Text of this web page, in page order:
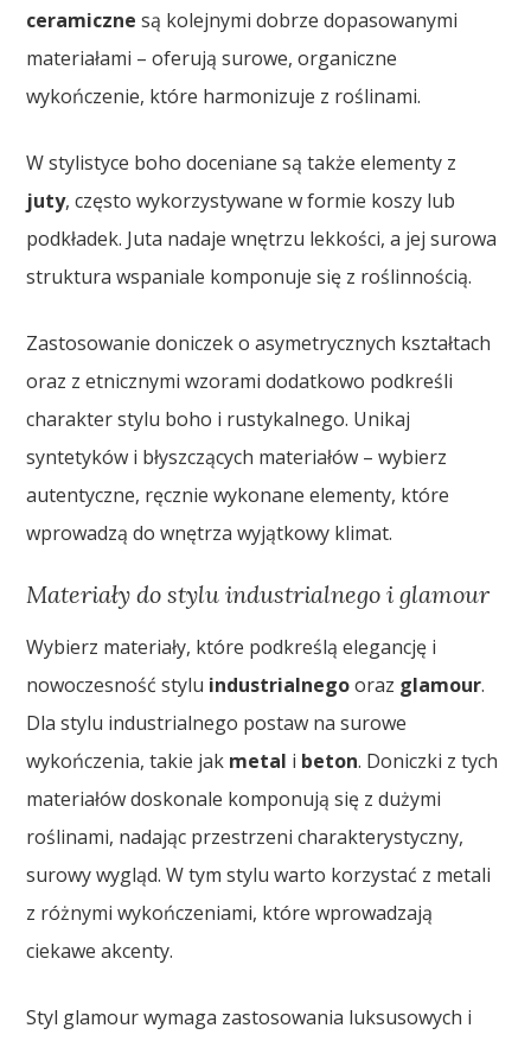
ceramiczne są kolejnymi dobrze dopasowanymi
materiałami – oferują surowe, organiczne
wykończenie, które harmonizuje z roślinami.
W stylistyce boho doceniane są także elementy z
juty, często wykorzystywane w formie koszy lub
podkładek. Juta nadaje wnętrzu lekkości, a jej surowa
struktura wspaniale komponuje się z roślinnością.
Zastosowanie doniczek o asymetrycznych kształtach
oraz z etnicznymi wzorami dodatkowo podkreśli
charakter stylu boho i rustykalnego. Unikaj
syntetyków i błyszczących materiałów – wybierz
autentyczne, ręcznie wykonane elementy, które
wprowadzą do wnętrza wyjątkowy klimat.
Materiały do stylu industrialnego i glamour
Wybierz materiały, które podkreślą elegancję i
nowoczesność stylu industrialnegooraz glamour.
Dla stylu industrialnego postaw na surowe
wykończenia, takie jak metal i beton. Doniczki z tych
materiałów doskonale komponują się z dużymi
roślinami, nadając przestrzeni charakterystyczny,
surowy wygląd. W tym stylu warto korzystać z metali
z różnymi wykończeniami, które wprowadzają
ciekawe akcenty.
Styl glamour wymaga zastosowania luksusowych i